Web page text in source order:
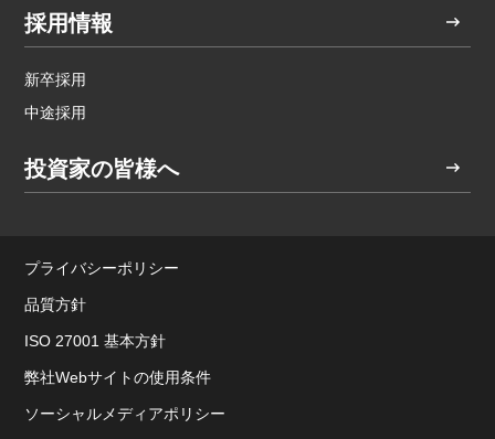
採用情報
新卒採用
中途採用
投資家の皆様へ
プライバシーポリシー
品質方針
ISO 27001 基本方針
弊社Webサイトの使用条件
ソーシャルメディアポリシー